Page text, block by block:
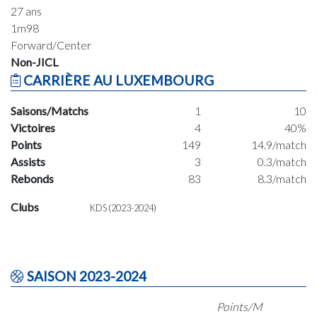
27 ans
1m98
Forward/Center
Non-JICL
CARRIÈRE AU LUXEMBOURG
Saisons/Matchs 1
10
Victoires
4
40%
Points
149
14.9/match
Assists
3
0.3/match
Rebonds
83 8.3/match
Clubs KDS (2023-2024)
SAISON 2023-2024
Points/M